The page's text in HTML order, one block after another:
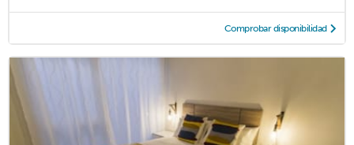
Comprobar disponibilidad